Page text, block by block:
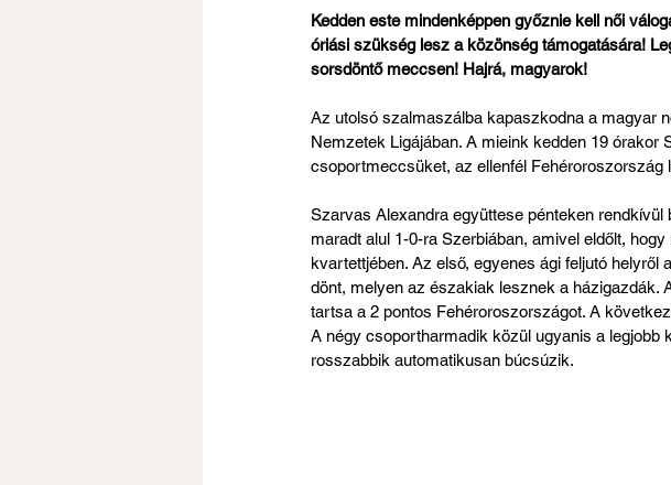
Kedden este mindenképpen győznie kell női
óriási szükség lesz a közönség támogatására!
sorsdöntő meccsen! Hajrá, magyarok!
Az utolsó szalmaszálba kapaszkodna a magyar
Nemzetek Ligájában. A mieink kedden 19
csoportmeccsüket, az ellenfél Fehéroroszország
Szarvas Alexandra együttese pénteken
maradt alul 1-0-ra Szerbiában, amivel eldőlt,
kvartettjében. Az első, egyenes ági feljutó
dönt, melyen az északiak lesznek a házigazdák.
tartsa a 2 pontos Fehéroroszországot. A
A négy csoportharmadik közül ugyanis a legjobb
rosszabbik automatikusan búcsúzik.